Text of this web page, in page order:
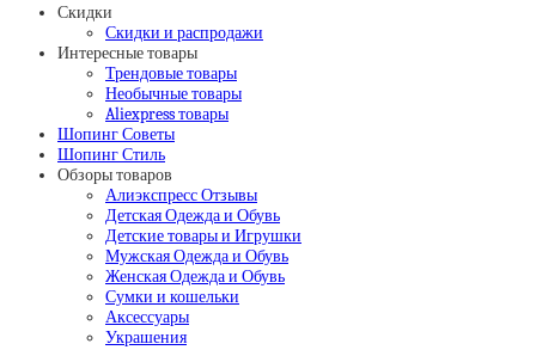
Скидки
Скидки и распродажи
Интересные товары
Трендовые товары
Необычные товары
Aliexpress товары
Шопинг Советы
Шопинг Стиль
Обзоры товаров
Алиэкспресс Отзывы
Детская Одежда и Обувь
Детские товары и Игрушки
Мужская Одежда и Обувь
Женская Одежда и Обувь
Сумки и кошельки
Аксессуары
Украшения